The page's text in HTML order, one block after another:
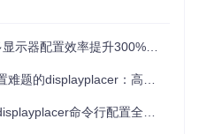
统一的配置管理方案。
的技术实现与核
率提升300%：DisplayPlacer实用指南
：高效管理屏幕布局指南
命令行配置全攻略